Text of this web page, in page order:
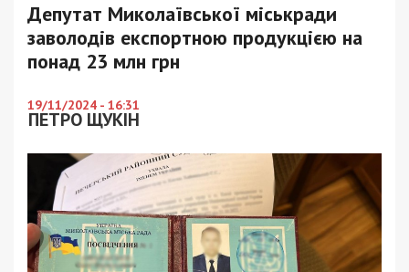
Депутат Миколаївської міськради
заволодів експортною продукцією на
понад 23 млн грн
19/11/2024 - 16:31
ПЕТРО ЩУКІН